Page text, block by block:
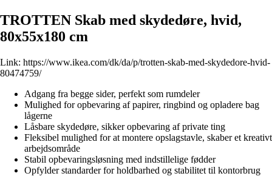
TROTTEN Skab med skydedøre, hvid,
80x55x180 cm
Link: https://www.ikea.com/dk/da/p/trotten-skab-med-skydedore-hvid-
80474759/
Adgang fra begge sider, perfekt som rumdeler
Mulighed for opbevaring af papirer, ringbind og opladere bag
lågerne
Låsbare skydedøre, sikker opbevaring af private ting
Fleksibel mulighed for at montere opslagstavle, skaber et kreativt
arbejdsområde
Stabil opbevaringsløsning med indstillelige fødder
Opfylder standarder for holdbarhed og stabilitet til kontorbrug